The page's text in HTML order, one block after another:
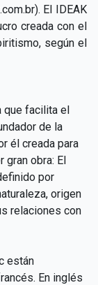
). El IDEAK
creada con el
según el
que facilita el
de la
él creada para
gran obra: El
por
origen
relaciones con
están
En inglés